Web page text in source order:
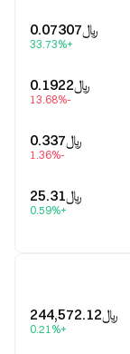
﷼‎0.07307
+33.73%
﷼‎0.1922
-13.68%
﷼‎0.337
-1.36%
﷼‎25.31
+0.59%
﷼‎244,572.12
+0.21%